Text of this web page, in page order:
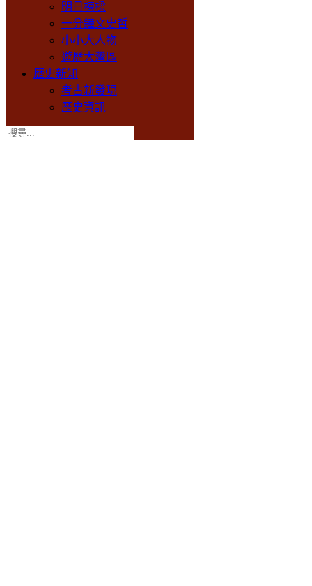
明日棟樑
一分鐘文史哲
小小大人物
遊歷大灣區
歷史新知
考古新發現
歷史資訊